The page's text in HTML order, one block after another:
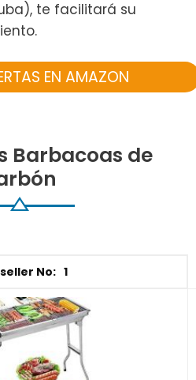
te facilitará su
EN AMAZON
Barbacoas de
1